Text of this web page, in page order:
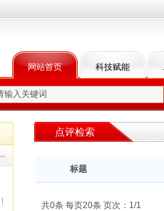
网站首页 科技赋能
|
点评检索
标题
共0条 每页20条 页次：1/1